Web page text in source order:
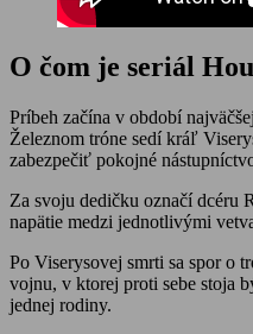
O čom je seriál
Príbeh začína v období
Železnom tróne sedí kráľ
zabezpečiť pokojné
Za svoju dedičku označí dcéru
napätie medzi jednotlivými
Po Viserysovej smrti sa spor o
vojnu, v ktorej proti sebe stoja
jednej rodiny.